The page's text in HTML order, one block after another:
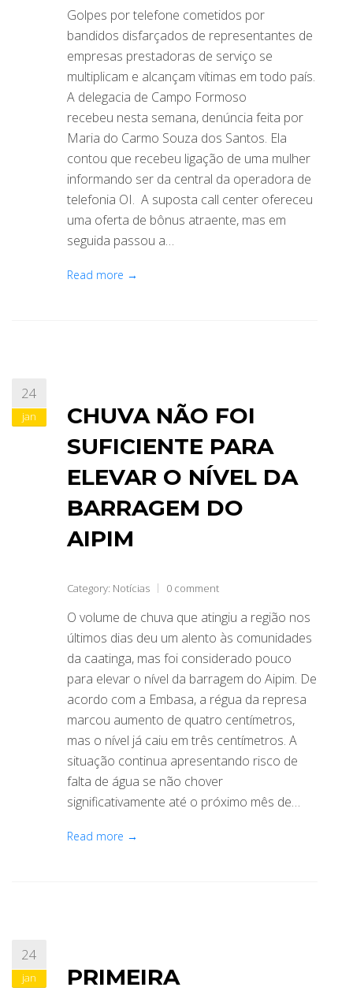
Golpes por telefone cometidos por
bandidos disfarçados de representantes de
empresas prestadoras de serviço se
multiplicam e alcançam vítimas em todo país.
A delegacia de Campo Formoso
recebeu nesta semana, denúncia feita por
Maria do Carmo Souza dos Santos. Ela
contou que recebeu ligação de uma mulher
informando ser da central da operadora de
telefonia OI. A suposta call center ofereceu
uma oferta de bônus atraente, mas em
seguida passou a…
Read more →
24
jan
CHUVA NÃO FOI
SUFICIENTE PARA
ELEVAR O NÍVEL DA
BARRAGEM DO
AIPIM
Category: Notícias 0 comment
O volume de chuva que atingiu a região nos
últimos dias deu um alento às comunidades
da caatinga, mas foi considerado pouco
para elevar o nível da barragem do Aipim. De
acordo com a Embasa, a régua da represa
marcou aumento de quatro centímetros,
mas o nível já caiu em três centímetros. A
situação continua apresentando risco de
falta de água se não chover
significativamente até o próximo mês de…
Read more →
24
jan
PRIMEIRA